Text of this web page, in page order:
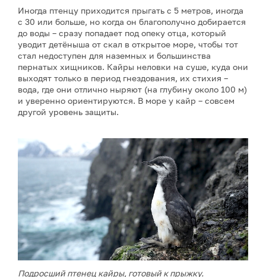
Иногда птенцу приходится прыгать с 5 метров, иногда
с 30 или больше, но когда он благополучно добирается
до воды – сразу попадает под опеку отца, который
уводит детёныша от скал в открытое море, чтобы тот
стал недоступен для наземных и большинства
пернатых хищников. Кайры неловки на суше, куда они
выходят только в период гнездования, их стихия –
вода, где они отлично ныряют (на глубину около 100 м)
и уверенно ориентируются. В море у кайр – совсем
другой уровень защиты.
Подросший птенец кайры, готовый к прыжку.